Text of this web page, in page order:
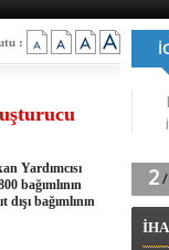
:
Yardımcısı
bağımlının
bağımlının